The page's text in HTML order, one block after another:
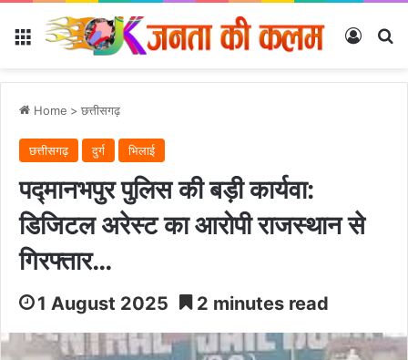
Menu Log In
Home > छत्तीसगढ़
छत्तीसगढ़ दुर्ग भिलाई
पद्मानभपुर पुलिस की बड़ी कार्यवा:
डिजिटल अरेस्ट का आरोपी राजस्थान से
गिरफ्तार…
1 August 2025 2 minutes read